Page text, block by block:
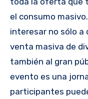
el consumo
interesar no sólo a
venta masiva de
también al gran
evento es una
participantes